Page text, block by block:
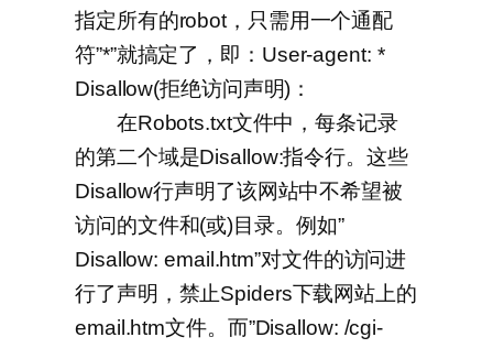
指定所有的robot，只需用一个通配
符”*”就搞定了，即：User-agent: *
Disallow(拒绝访问声明)：
在Robots.txt文件中，每条记录
的第二个域是Disallow:指令行。这些
Disallow行声明了该网站中不希望被
访问的文件和(或)目录。例如”
Disallow: email.htm”对文件的访问进
行了声明，禁止Spiders下载网站上的
email.htm文件。而”Disallow: /cgi-